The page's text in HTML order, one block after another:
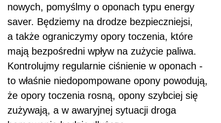
nowych, pomyślmy o oponach typu energy
saver. Będziemy na drodze bezpieczniejsi,
a także ograniczymy opory toczenia, które
mają bezpośredni wpływ na zużycie paliwa.
Kontrolujmy regularnie ciśnienie w oponach -
to właśnie niedopompowane opony powodują,
że opory toczenia rosną, opony szybciej się
zużywają, a w awaryjnej sytuacji droga